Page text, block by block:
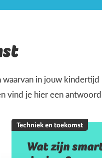
in jouw
vind je hier een
Techniek en toekomst
Wat zijn